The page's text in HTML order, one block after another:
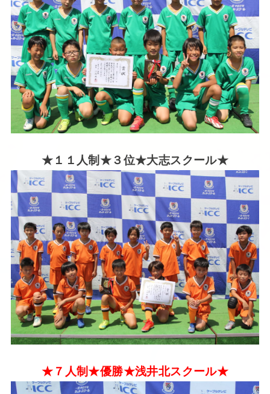
★１１人制★３位★大志スクール★
★７人制★優勝★浅井北スクール★